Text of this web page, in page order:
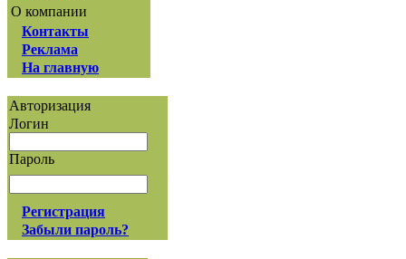
О компании
Контакты
Реклама
На главную
Авторизация
Логин
Пароль
Регистрация
Забыли пароль?